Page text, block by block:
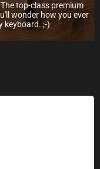
top-class premium
wonder how you ever
keyboard. ;-)